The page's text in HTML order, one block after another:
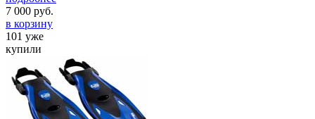
7 000 руб.
в корзину
101 уже
купили